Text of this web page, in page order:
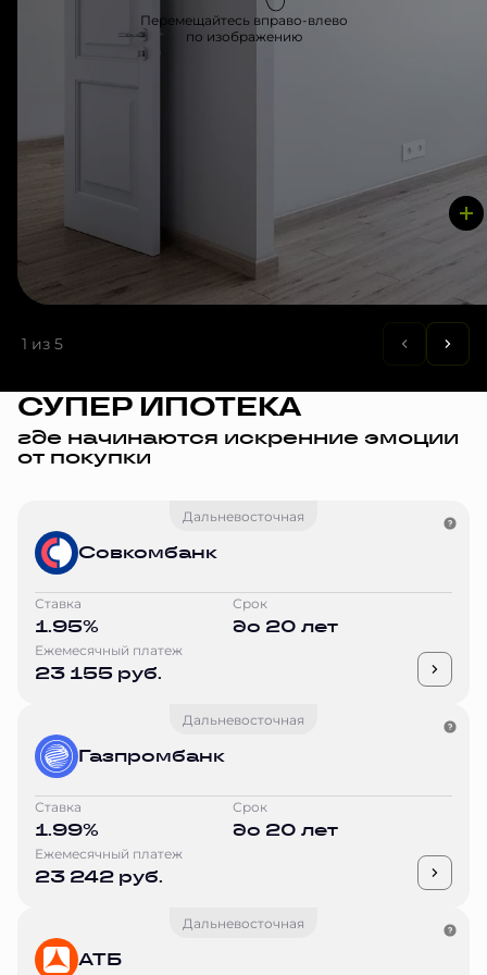
Перемещайтесь вправо-влево
по изображению
1 из 5
СУПЕР ИПОТЕКА
где начинаются искренние эмоции
от покупки
Дальневосточная
Совкомбанк
Ставка
1.95%
Срок
до 20 лет
Ежемесячный платеж
23 155 руб.
Дальневосточная
Газпромбанк
Ставка
1.99%
Срок
до 20 лет
Ежемесячный платеж
23 242 руб.
Дальневосточная
АТБ